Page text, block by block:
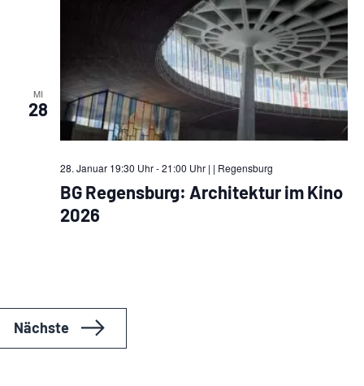
MI
28
28. Januar 19:30 Uhr - 21:00 Uhr | | Regensburg
BG Regensburg: Architektur im Kino
2026
NächsteVeranstaltungen